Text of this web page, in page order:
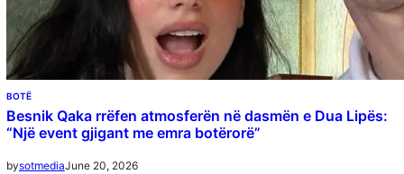
BOTË
Besnik Qaka rrëfen atmosferën në dasmën e Dua Lipës:
“Një event gjigant me emra botërorë”
bysotmediaJune 20, 2026